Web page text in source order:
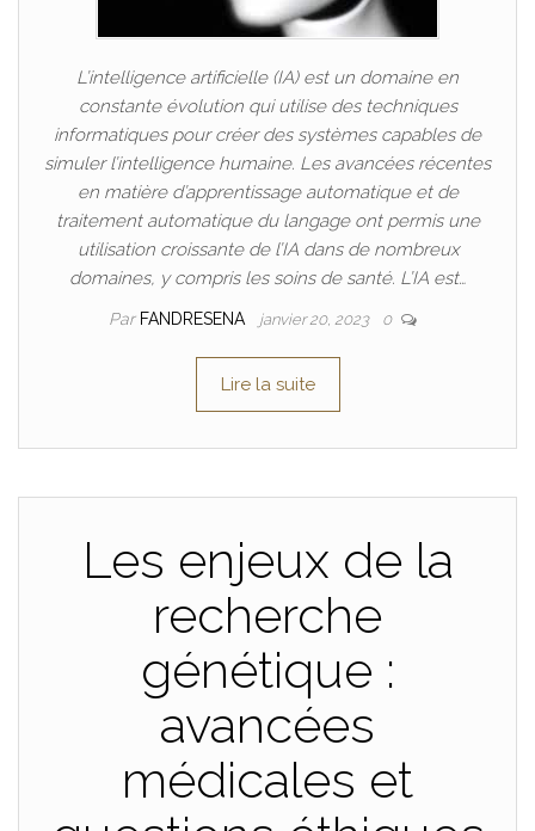
L’intelligence artificielle (IA) est un domaine en
constante évolution qui utilise des techniques
informatiques pour créer des systèmes capables de
simuler l’intelligence humaine. Les avancées récentes
en matière d’apprentissage automatique et de
traitement automatique du langage ont permis une
utilisation croissante de l’IA dans de nombreux
domaines, y compris les soins de santé. L’IA est…
Par FANDRESENA janvier 20, 2023 0
Lire la suite
Les enjeux de la
recherche
génétique :
avancées
médicales et